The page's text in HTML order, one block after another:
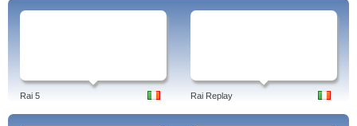
Rai 5 Rai Replay